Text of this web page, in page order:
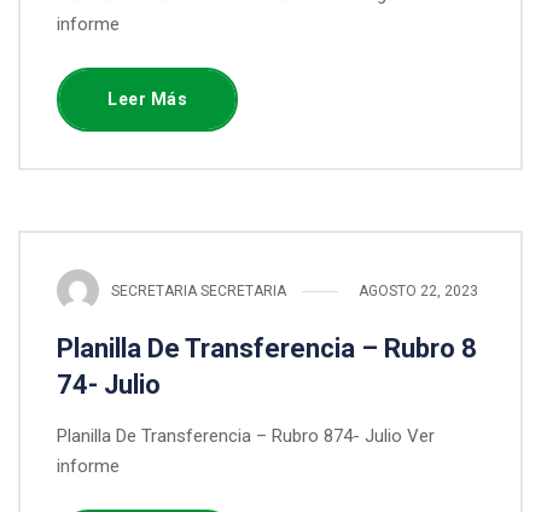
informe
Leer Más
SECRETARIA SECRETARIA AGOSTO 22, 2023
Planilla De Transferencia – Rubro 8
74- Julio
Planilla De Transferencia – Rubro 874- Julio Ver
informe